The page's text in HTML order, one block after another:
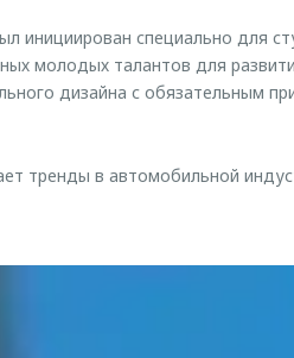
инициирован специально для
молодых талантов для
дизайна с обязательным
тренды в автомобильной